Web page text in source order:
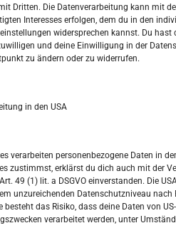
Dritten. Die Datenverarbeitung kann mit
Interesses erfolgen, dem du in den
widersprechen kannst. Du hast
und deine Einwilligung in der
zu ändern oder zu widerrufen.
in den USA
verarbeiten personenbezogene Daten in
zustimmst, erklärst du dich auch mit der
49 (1) lit. a DSGVO einverstanden. Die
unzureichenden Datenschutzniveau nach
besteht das Risiko, dass deine Daten von
verarbeitet werden, unter
–
Kalendar
8 9 10
15 16 17
22 23 24